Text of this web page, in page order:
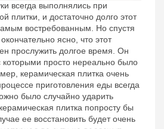
всегда выполнялись при
плитки, и достаточно долго этот
востребованным. Но спустя
ясно, что этот
прослужить долгое время. Он
просто нереально было
керамическая плитка очень
приготовления еды всегда
было случайно ударить
плитка попросту бы
ее восстановить будет очень